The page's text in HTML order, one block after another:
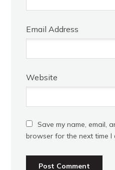
Email Address
Website
Save my name, email,
browser for the next time I